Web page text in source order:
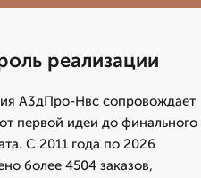
реализации
А3дПро-Нвс сопровождает
первой идеи до финального
С 2011 года по 2026
более 4504 заказов,